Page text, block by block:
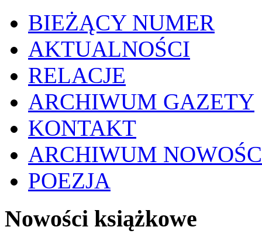
BIEŻĄCY NUMER
AKTUALNOŚCI
RELACJE
ARCHIWUM GAZETY
KONTAKT
ARCHIWUM
POEZJA
Nowości książkowe